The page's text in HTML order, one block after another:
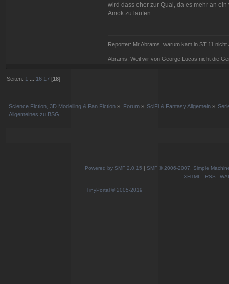
wird dass eher zur Qual, da es mehr an
Amok zu laufen.
Reporter: Mr Abrams, warum kam in ST 11
Abrams: Weil wir von George Lucas nicht die
Seiten: 1 ... 16 17 [18]
Science Fiction, 3D Modelling & Fan Fiction » Forum» SciFi & Fantasy Allgemein »
Allgemeines zu BSG
Powered by SMF 2.0.15 | SMF © 2006-2007, Simple
XHTML
RSS
TinyPortal © 2005-2019